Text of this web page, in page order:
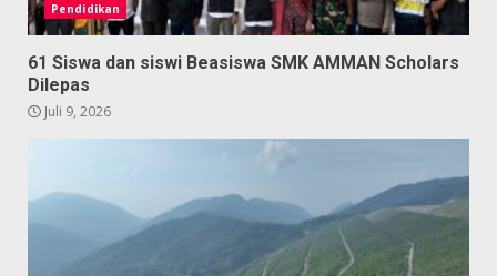
Pendidikan
61 Siswa dan siswi Beasiswa SMK AMMAN Scholars
Dilepas
Juli 9, 2026